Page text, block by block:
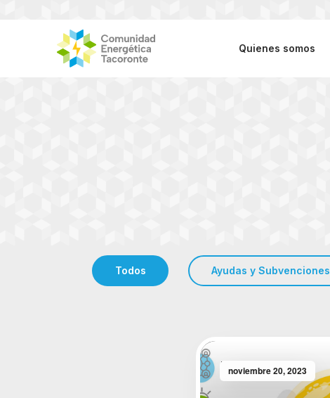
Quienes somos
Todos Ayudas y Subvenciones
noviembre 20, 2023